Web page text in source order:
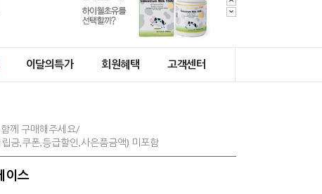
이달의특가 회원혜택 고객센터
께 구매해주세요/
금,쿠폰,등급할인,사은품금액) 미포함
이스